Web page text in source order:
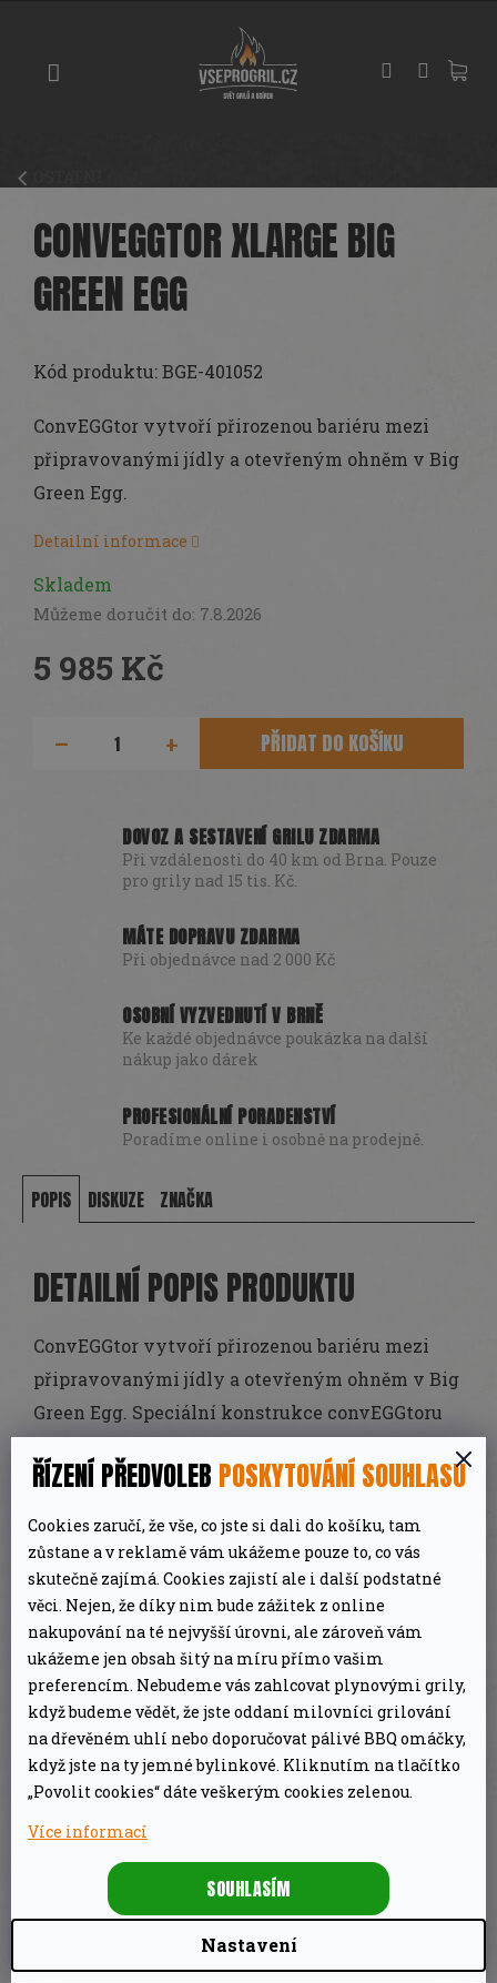
ŘÍZENÍ PŘEDVOLEB POSKYTOVÁNÍ SOUHLASU
Cookies zaručí, že vše, co jste si dali do košíku, tam
zůstane a v reklamě vám ukážeme pouze to, co vás
skutečně zajímá. Cookies zajistí ale i další podstatné
věci. Nejen, že díky nim bude zážitek z online
nakupování na té nejvyšší úrovni, ale zároveň vám
ukážeme jen obsah šitý na míru přímo vašim
preferencím. Nebudeme vás zahlcovat plynovými grily,
když budeme vědět, že jste oddaní milovníci grilování
na dřevěném uhlí nebo doporučovat pálivé BBQ omáčky,
když jste na ty jemné bylinkové. Kliknutím na tlačítko
„Povolit cookies“ dáte veškerým cookies zelenou.
Více informací
Nastavení
SOUHLASÍM
UDÍRNY
DŘEVO
PŘÍSLUŠENSTVÍ
OMÁČKY
PEČENÍ
SEZÓNNÍ
TERASA
POCHUTINY
Všechny
produkty
CONVEGGTOR XLARGE BIG
GREEN EGG
5 985 Kč
Skladem
Můžeme doručit do: 7.8.2026
PŘIDAT DO KOŠÍKU
Kód produktu:BGE-401052
ConvEGGtor vytvoří přirozenou bariéru mezi
připravovanými jídly a otevřeným ohněm v Big
Green Egg.
Detailní informace
DOVOZ A SESTAVENÍ GRILU ZDARMA
Při vzdálenosti do 40 km od Brna. Pouze
pro grily nad 15 tis. Kč.
MÁTE DOPRAVU ZDARMA
Při objednávce nad 2 000 Kč
OSOBNÍ VYZVEDNUTÍ V BRNĚ
Ke každé objednávce poukázka na další
nákup jako dárek
PROFESIONÁLNÍ PORADENSTVÍ
Poradíme online i osobně na prodejně.
POPIS DISKUZE ZNAČKA
DETAILNÍ POPIS PRODUKTU
ConvEGGtor vytvoří přirozenou bariéru mezi
připravovanými jídly a otevřeným ohněm v Big
Green Egg. Speciální konstrukce convEGGtoru
zajistí správné prouzení vzduchu a vedení
tepla. Nepřímé teplo, které propouští keramický
plnohodnotnou venkovní pec. Ideálně se hodí
na pomalé vaření při kterém se suroviny
připravují delší dobu a při nízkých teplotách.
ConvEGGtor je jedno z nejoblíbenějších
příslušenství Big Green Egg, protože rozšiřuje
možnosti užití vašeho EGG. Dali byste si večer
pizzu a nejlépe hned tu nejlepší pizzu? Tak
zkombinujte convEGGtor s kamenem na
pečeníBaking Stone
servírovat italské mistrovské dílo.
DOPLŇKOVÉ PARAMETRY